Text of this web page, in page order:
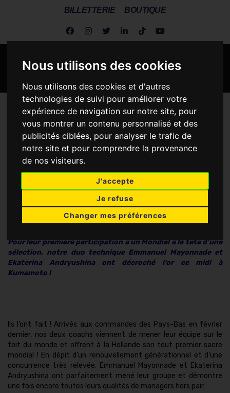
Nous utilisons des cookies
Nous utilisons des cookies et d'autres
technologies de suivi pour améliorer votre
expérience de navigation sur notre site, pour
vous montrer un contenu personnalisé et des
publicités ciblées, pour analyser le trafic de
notre site et pour comprendre la provenance
de nos visiteurs.
J'accepte
Je refuse
Changer mes préférences
BILLETTERIE BOUTIQUE
Metz Handball > Actus Dragonnes > Les Dragonnes / A la une
Mondial IHF : Les Pays-Bas succèdent aux Bleues !
MONDIAL IHF : LES PAYS-
BAS SUCCÈDENT AUX
15 DÉCEMBRE 2019
Pour leur première participation à un Mondial à la tête d’une
sélection, notre duo technique Emmanuel Mayonnade et
Ekaterina Andryushina ont décroché l’or ce midi à
Kumamoto !
Ils l’ont fait ! Arrivés aux commandes des Pays-Bas en février
dernier, nos deux coachs viennent de mener leur équipe sur le
toit du monde et offrent à la Hollande son tout premier sacre
mondial ! En dépit d’un renouvellement générationnel et d’une
concurrence très relevée, Emmanuel Mayonnade et Ekaterina
Andryushina ont parfaitement mené leur groupe et démontre
une fois encore toutes leurs qualités de managers hors pair.